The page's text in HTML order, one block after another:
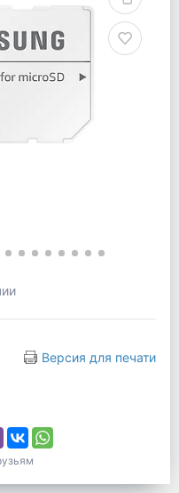
Версия для печати